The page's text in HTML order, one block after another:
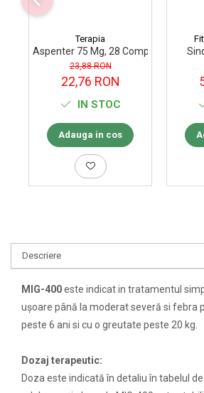
Terapia
Aspenter 75 Mg, 28 Comprimate
23,88 RON
22,76 RON
IN STOC
Adauga in cos
Descriere
MIG-400este indicat in tratamentul
uşoare până la moderat severă si febra
peste 6 ani si cu o greutate peste 20 kg.
Dozaj terapeutic:
Doza este indicată în detaliu în tabelul